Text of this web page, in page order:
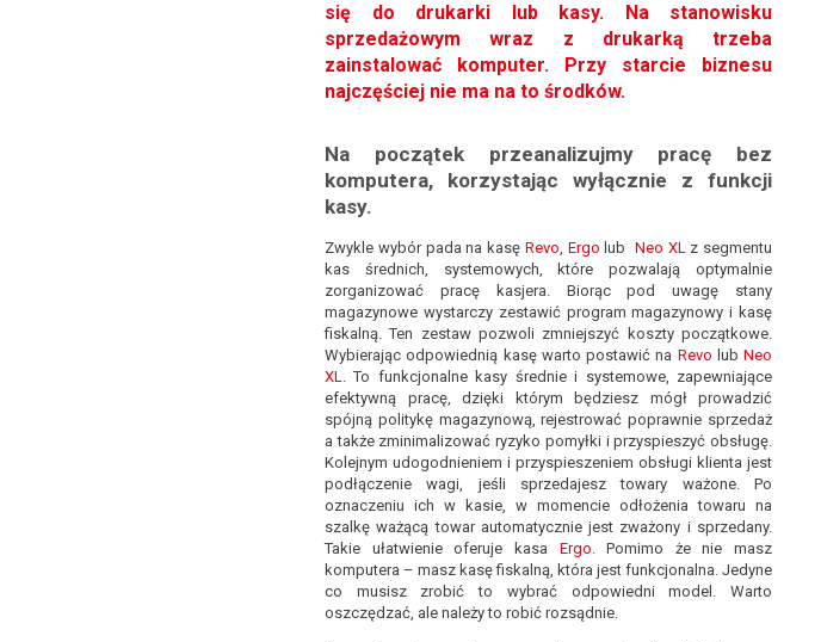
się do drukarki lub kasy. Na stanowisku
sprzedażowym wraz z drukarką trzeba
zainstalować komputer. Przy starcie biznesu
najczęściej nie ma na to środków.
Na początek przeanalizujmy pracę bez
komputera, korzystając wyłącznie z funkcji
kasy.
Zwykle wybór pada na kasę Revo, Ergo lub Neo XLz segmentu
kas średnich, systemowych, które pozwalają optymalnie
zorganizować pracę kasjera. Biorąc pod uwagę stany
magazynowe wystarczy zestawić program magazynowy i kasę
fiskalną. Ten zestaw pozwoli zmniejszyć koszty początkowe.
Wybierając odpowiednią kasę warto postawić na Revo lub Neo
XL. To funkcjonalne kasy średnie i systemowe, zapewniające
efektywną pracę, dzięki którym będziesz mógł prowadzić
spójną politykę magazynową, rejestrować poprawnie sprzedaż
a także zminimalizować ryzyko pomyłki i przyspieszyć obsługę.
Kolejnym udogodnieniem i przyspieszeniem obsługi klienta jest
podłączenie wagi, jeśli sprzedajesz towary ważone. Po
oznaczeniu ich w kasie, w momencie odłożenia towaru na
szalkę ważącą towar automatycznie jest zważony i sprzedany.
Takie ułatwienie oferuje kasa Ergo. Pomimo że nie masz
komputera – masz kasę fiskalną, która jest funkcjonalna. Jedyne
co musisz zrobić to wybrać odpowiedni model. Warto
oszczędzać, ale należy to robić rozsądnie.